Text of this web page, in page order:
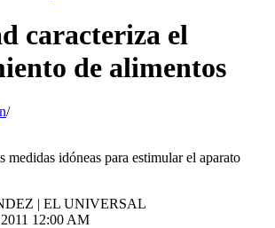
caracteriza el
de alimentos
medidas idóneas para estimular el aparato
| EL UNIVERSAL
12:00 AM